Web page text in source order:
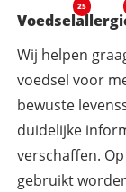
25
Wij helpen
voedsel voor
bewuste
duidelijke
verschaffen.
gebruikt